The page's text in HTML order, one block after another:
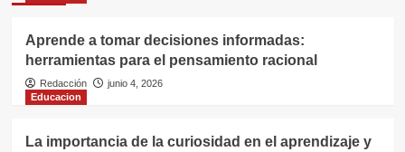
Aprende a tomar decisiones informadas:
herramientas para el pensamiento racional
Redacción
junio 4, 2026
Educacion
La importancia de la curiosidad en el aprendizaje y